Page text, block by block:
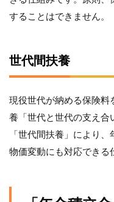
の？
「年
を調
べて
みよ
う
することはできません。
世代間扶養
現役世代が納める保険料
養「世代と世代の支え合
「世代間扶養」により
物価変動にも対応できる